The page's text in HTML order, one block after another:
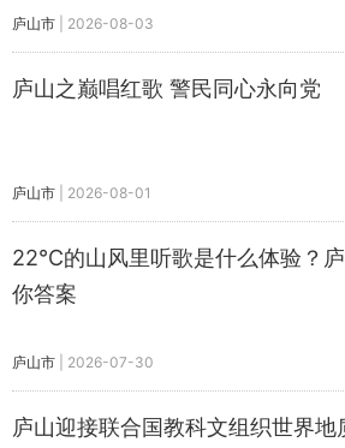
庐山市 2026-08-03
庐山之巅唱红歌 警民同心永向党
庐山市 2026-08-01
22℃的山风里听歌是什么体验？
你答案
庐山市 2026-07-30
庐山迎接联合国教科文组织世界地